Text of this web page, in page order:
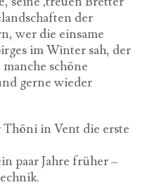
der
wer die einsame
im Winter sah, der
schöne
gerne wieder
in Vent die erste
paar Jahre früher –